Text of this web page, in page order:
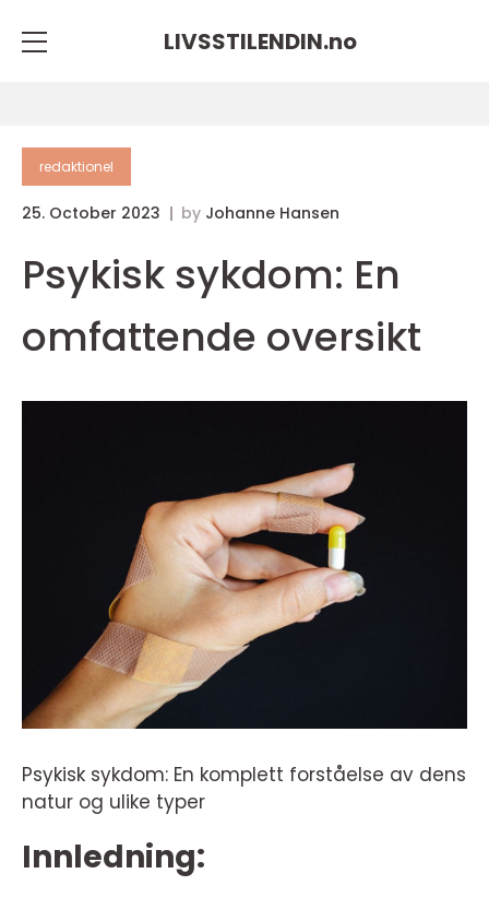
LIVSSTILENDIN.no
redaktionel
25. October 2023 by Johanne Hansen
Psykisk sykdom: En
omfattende oversikt
Psykisk sykdom: En komplett forståelse av dens
natur og ulike typer
Innledning: